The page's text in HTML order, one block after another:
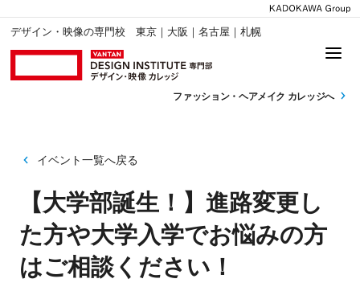
デザイン・映像の専門校 東京｜大阪｜名古屋｜札幌
ファッション・ ヘアメイク カレッジへ
イベント一覧へ戻る
【大学部誕生！】進路変更し
た方や大学入学でお悩みの方
はご相談ください！